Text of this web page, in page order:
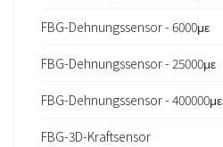
FBG-Dehnungssensor - 6000με
FBG-Dehnungssensor - 25000με
FBG-Dehnungssensor - 400000με
FBG-3D-Kraftsensor